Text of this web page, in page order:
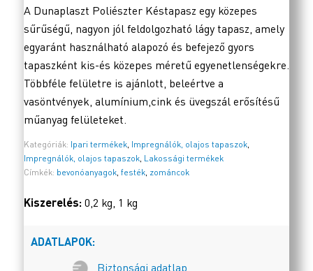
A Dunaplaszt Poliészter Késtapasz egy közepes
sűrűségű, nagyon jól feldolgozható lágy tapasz, amely
egyaránt használható alapozó és befejező gyors
tapaszként kis-és közepes méretű egyenetlenségekre.
Többféle felületre is ajánlott, beleértve a
vasöntvények, alumínium,cink és üvegszál erősítésű
műanyag felületeket.
Kategóriák: Ipari termékek, Impregnálók, olajos tapaszok,
Impregnálók, olajos tapaszok, Lakossági termékek
Címkék: bevonóanyagok, festék, zománcok
Kiszerelés: 0,2 kg, 1 kg
ADATLAPOK:
Biztonsági adatlap